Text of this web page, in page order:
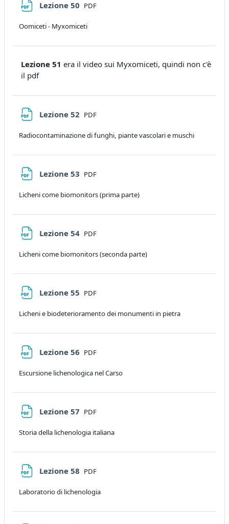
Lezione 50 File
PDF
Oomiceti - Myxomiceti
Lezione 51 era il video sui Myxomiceti, quindi non c'è
il pdf
Lezione 52 File
PDF
Radiocontaminazione di funghi, piante vascolari e muschi
Lezione 53 File
PDF
Licheni come biomonitors (prima parte)
Lezione 54 File
PDF
Licheni come biomonitors (seconda parte)
Lezione 55 File
PDF
Licheni e biodeterioramento dei monumenti in pietra
Lezione 56 File
PDF
Escursione lichenologica nel Carso
Lezione 57 File
PDF
Storia della lichenologia italiana
Lezione 58 File
PDF
Laboratorio di lichenologia